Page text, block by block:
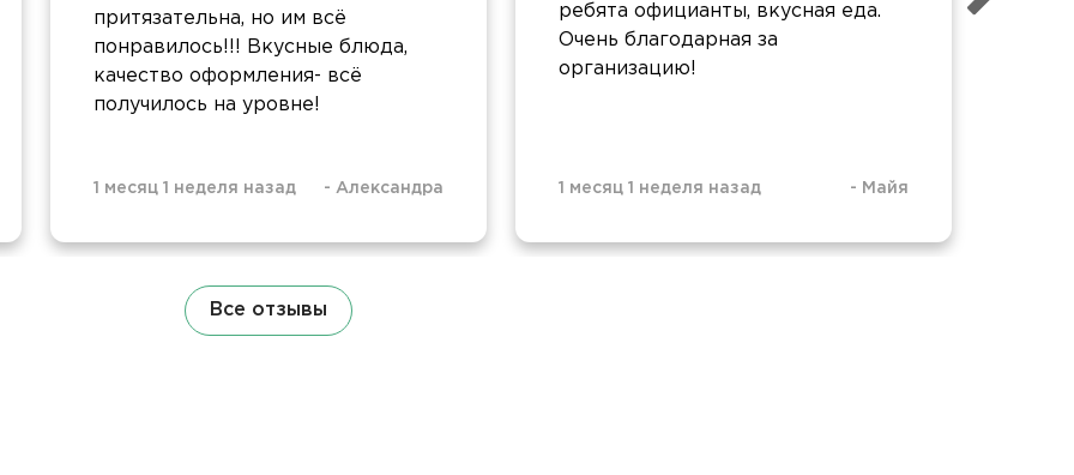
притязательна, но им всё
понравилось!!! Вкусные блюда,
качество оформления- всё
получилось на уровне!
1 месяц 1 неделя назад - Александра
ребята официанты, вкусная еда.
Очень благодарная за
организацию!
1 месяц 1 неделя назад - Майя
Все отзывы